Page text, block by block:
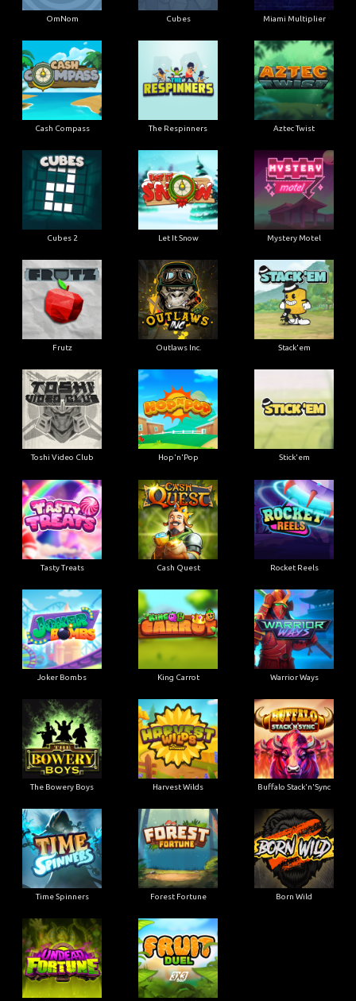
OmNom Cubes Miami Multiplier
Cash Compass The Respinners Aztec Twist
Cubes 2 Let It Snow Mystery Motel
Frutz Outlaws Inc. Stack'em
Toshi Video Club Hop'n'Pop Stick'em
Tasty Treats Cash Quest Rocket Reels
Joker Bombs King Carrot Warrior Ways
The Bowery Boys Harvest Wilds Buffalo Stack'n'Sync
Time Spinners Forest Fortune Born Wild